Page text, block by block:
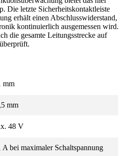
Die letzte Sicherheitskontaktleiste
erhält einen Abschlusswiderstand,
kontinuierlich ausgemessen wird.
die gesamte Leitungsstrecke auf
mm
mm
48 V
A bei maximaler Schaltspannung